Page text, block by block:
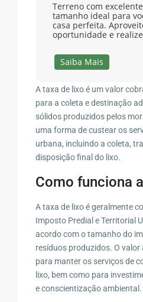
Terreno com
tamanho ideal para
casa perfeita.
oportunidade e
Saiba Mais
A taxa de lixo é um valor
para a coleta e destinação
sólidos produzidos pelos
uma forma de custear os
urbana, incluindo a coleta,
disposição final do lixo.
Como funciona
A taxa de lixo é geralmente
Imposto Predial e Territorial
acordo com o tamanho do
resíduos produzidos. O
para manter os serviços de
lixo, bem como para
e conscientização ambiental.